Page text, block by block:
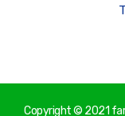
Copyright © 2021